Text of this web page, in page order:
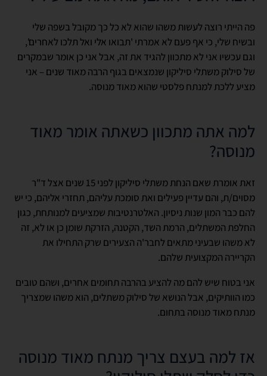
פה הייתי רוצה לעשות משהו שהוא לא כל כך מקובל בשפה שלי
ובשיח שלי, כי אף פעם לא אמרתי 'תבואו אלי ואל תלכו לאחרים',
וגם עכשיו אני לא מתכוון להגיד את זה, אבל אני כן אומר שבמקרים
של סילוק משתלי סיליקון שנמצאים בגוף הרבה מאוד שנים – אני
מציע ללכת למנתח פלסטי שהוא מאוד מנוסה.
למה אתה מתכוון כשאתה אומר מאוד
מנוסה?
זאת אומרת שאם הנחת משתלי סיליקון לפני 15 שנים אצל ד"ר
מסוים/ת, והם עדיין פעילים ואת סומכת עליהם, תחזרי אליהם, כי יש
להם כבר המון שנות ניסיון. האלטרנטיבות שמציעים למנותחת, כגון
החלפת המשתלים, הרמת השד, הקטנה, הזרקת שומן כן או לא, זה
לא משהו שבעיני מתאים לחבר'ה הצעירים שרק התחילו את
הקריירה המקצועית שלהם.
אני בטוח שיש להם מה להציע בהרבה תחומים אחרים, ושהם טובים
כמו הוותיקים, אבל הנושא של סילוק משתלים, הוא משהו שמצריך
מנתח מאוד מנוסה בתחום.
אז למה בעצם צריך מנתח מאוד מנוסה